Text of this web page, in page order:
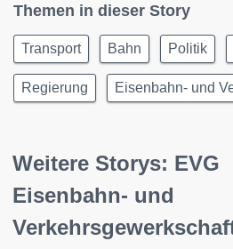
Themen in dieser Story
Transport Bahn Politik
Regierung Eisenbahn- und
Weitere Storys: EVG
Eisenbahn- und